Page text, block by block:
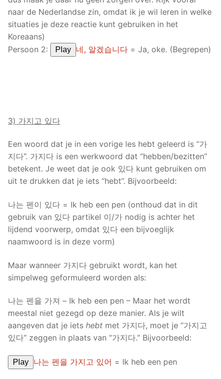
naar de Nederlandse zin, omdat ik je wil leren in welke
situaties je deze reactie kunt gebruiken in het
Koreaans)
Persoon 2:
Play 네, 알겠습니다 = Ja, oke. (Begrepen)
3) 가지고 있다
Een woord dat je in een vorige les hebt geleerd is “가
지다”. 가지다 is een werkwoord dat “hebben/bezitten”
betekent. Je weet dat je ook 있다 kunt gebruiken om
uit te drukken dat je iets “hebt”. Bijvoorbeeld:
나는 펜이 있다 = Ik heb een pen (onthoud dat in dit
gebruik van 있다 partikel 이/가 nodig is achter het
lijdend voorwerp, omdat 있다 een bijvoeglijk
naamwoord is in deze vorm)
Maar wanneer 가지다 gebruikt wordt, kan het
simpelweg geformuleerd worden als:
나는 펜을 가져 – Ik heb een pen – Maar het wordt
meestal niet gezegd op deze manier. Als je wilt
aangeven dat je iets hebt met 가지다, moet je “가지고
있다” zeggen in plaats van “가지다.” Bijvoorbeeld:
Play 나는 펜을 가지고 있어 = Ik heb een pen